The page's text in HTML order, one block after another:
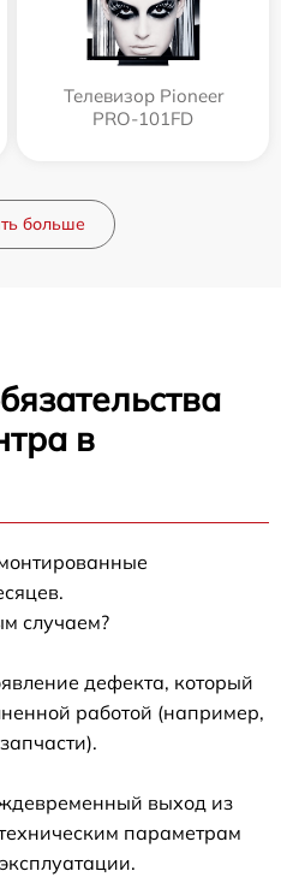
Телевизор Pioneer
PRO-101FD
больше
в
случаем?
дефекта, который
работой (например,
выход из
параметрам